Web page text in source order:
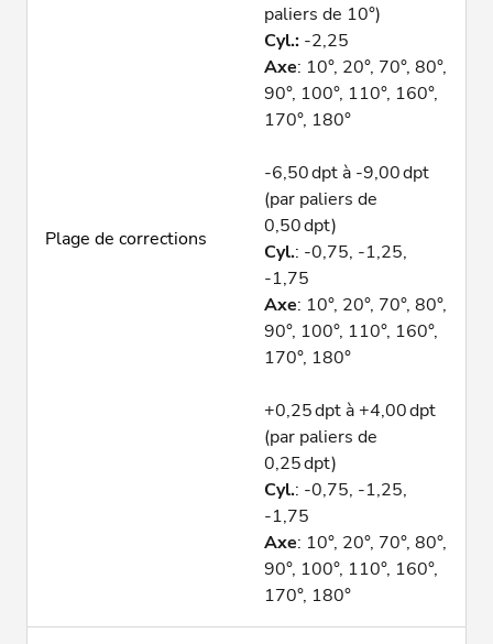
Plage de corrections
paliers de 10°)
Cyl.: -2,25
Axe: 10°, 20°, 70°, 80°,
90°, 100°, 110°, 160°,
170°, 180°
-6,50 dpt à -9,00 dpt
(par paliers de
0,50 dpt)
Cyl.: -0,75, -1,25,
-1,75
Axe: 10°, 20°, 70°, 80°,
90°, 100°, 110°, 160°,
170°, 180°
+0,25 dpt à +4,00 dpt
(par paliers de
0,25 dpt)
Cyl.: -0,75, -1,25,
-1,75
Axe: 10°, 20°, 70°, 80°,
90°, 100°, 110°, 160°,
170°, 180°